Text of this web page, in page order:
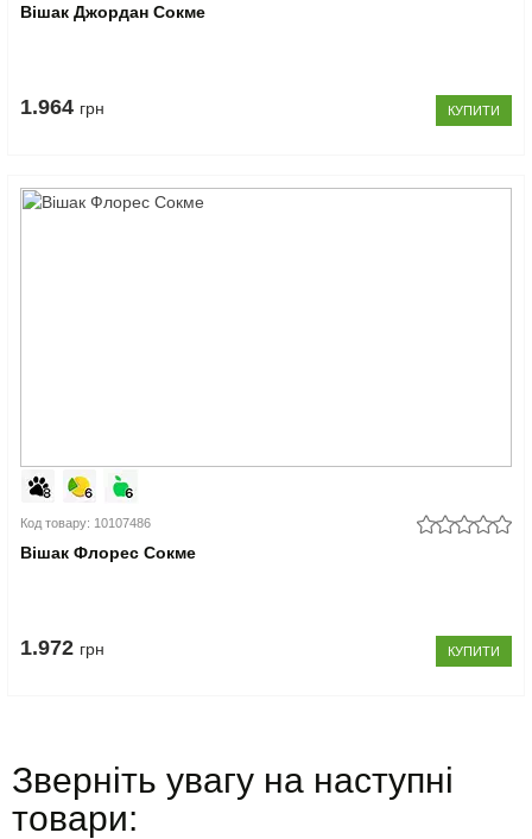
Вішак Джордан Сокме
1.964 грн КУПИТИ
Код товару: 10107486
Вішак Флорес Сокме
1.972 грн КУПИТИ
Зверніть увагу на наступні
товари: